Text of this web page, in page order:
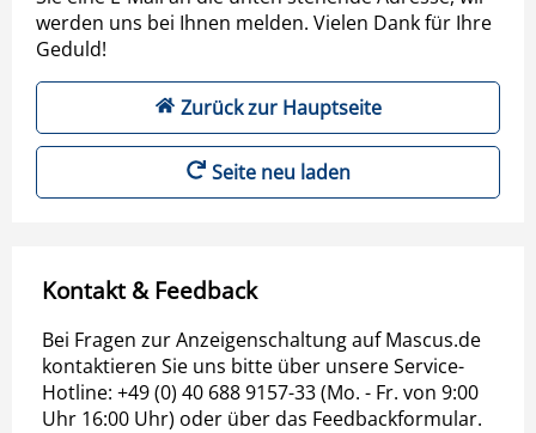
werden uns bei Ihnen melden. Vielen Dank für Ihre
Geduld!
Zurück zur Hauptseite
Seite neu laden
Kontakt & Feedback
Bei Fragen zur Anzeigenschaltung auf Mascus.de
kontaktieren Sie uns bitte über unsere Service-
Hotline: +49 (0) 40 688 9157-33 (Mo. - Fr. von 9:00
Uhr 16:00 Uhr) oder über das Feedbackformular.